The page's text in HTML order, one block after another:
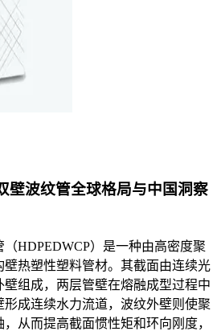
壁波纹管全球格局与中国洞察
HDPEDWCP）是一种由高密度聚
热塑性塑料管材。其截面由连续光
组成，两层管壁在熔融成型过程中
成连续水力流道，波纹外壁则使聚
从而提高截面惯性矩和环向刚度，